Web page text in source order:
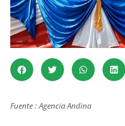
Fuente : Agencia Andina